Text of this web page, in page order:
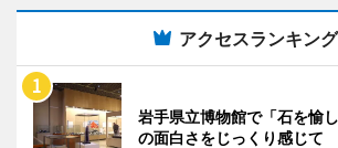
アクセスランキング
岩手県立博物館で「石を愉
の面白さをじっくり感じて